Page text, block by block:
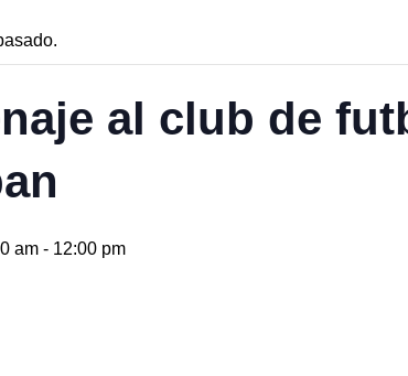
al club de
am - 12:00 pm